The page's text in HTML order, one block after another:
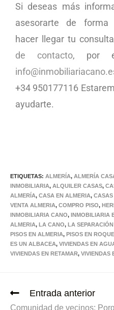
Si deseas más
asesorarte de forma
hacer llegar tu
de contacto, por el
+34 950177116
ayudarte.
ETIQUETAS: ALMERÍA, ALMERÍA
INMOBILIARIA, ALQUILER CASAS,
ALMERÍA, CASA EN ALMERIA,
VENTA ALMERIA, COMPRO PISO,
INMOBILIARIA CANO, INMOBILIARIA
ALMERIA, LA CANO, LA
PISOS EN ALMERIA, PISOS EN
ES UN ALBACEA, VIVIENDAS EN
VIVIENDAS EN RETAMAR, VIVIENDAS
Entrada anterior
Comunidad de vecinos: